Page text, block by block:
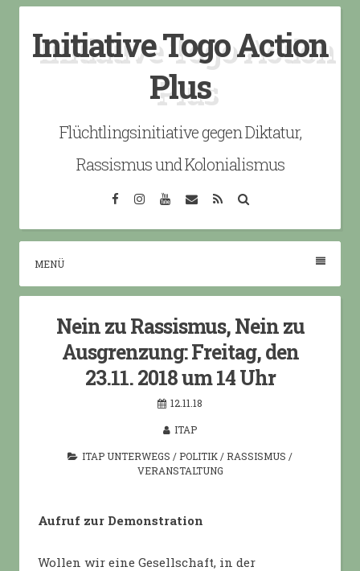
content
Initiative Togo Action
Plus
Flüchtlingsinitiative gegen Diktatur,
Rassismus und Kolonialismus
FacebookInstagramYouTube
EmailRSS
MENÜ
Nein zu Rassismus, Nein zu
Ausgrenzung: Freitag, den
23.11. 2018 um 14 Uhr
12.11.18
ITAP
ITAP UNTERWEGS / POLITIK / RASSISMUS /
VERANSTALTUNG
Aufruf zur Demonstration
Wollen wir eine Gesellschaft, in der